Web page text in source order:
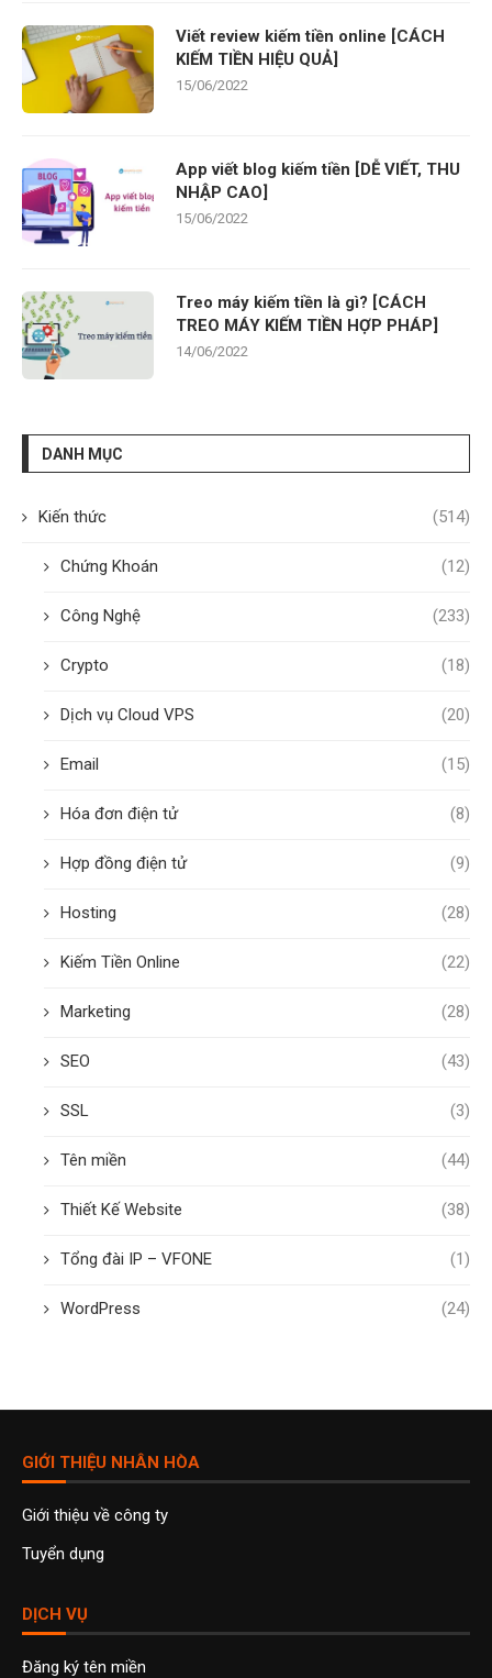
Viết review kiếm tiền online [CÁCH
KIẾM TIỀN HIỆU QUẢ]
15/06/2022
App viết blog kiếm tiền [DỄ VIẾT, THU
NHẬP CAO]
15/06/2022
Treo máy kiếm tiền là gì? [CÁCH
TREO MÁY KIẾM TIỀN HỢP PHÁP]
14/06/2022
DANH MỤC
Kiến thức (514)
Chứng Khoán (12)
Công Nghệ (233)
Crypto (18)
Dịch vụ Cloud VPS (20)
Email (15)
Hóa đơn điện tử (8)
Hợp đồng điện tử (9)
Hosting (28)
Kiếm Tiền Online (22)
Marketing (28)
SEO (43)
SSL (3)
Tên miền (44)
Thiết Kế Website (38)
Tổng đài IP – VFONE (1)
WordPress (24)
GIỚI THIỆU NHÂN HÒA
Giới thiệu về công ty
Tuyển dụng
DỊCH VỤ
Đăng ký tên miền